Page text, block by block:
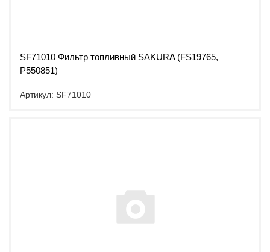
SF71010 Фильтр топливный SAKURA (FS19765,
P550851)
Артикул: SF71010